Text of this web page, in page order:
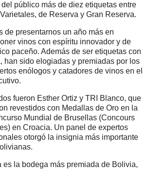
público más de diez etiquetas entre
de Reserva y Gran Reserva.
de presentarnos un año más en
vinos con espíritu innovador y de
paceño. Además de ser etiquetas con
han sido elogiadas y premiadas por los
enólogos y catadores de vinos en el
fueron Esther Ortiz y TRI Blanco, que
revestidos con Medallas de Oro en la
Mundial de Brusellas (Concours
en Croacia. Un panel de expertos
otorgó la insignia más importante
es la bodega más premiada de Bolivia,